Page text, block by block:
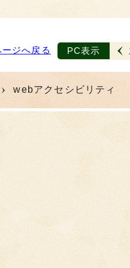
ジへ戻る PC表示
webアクセシビリティ